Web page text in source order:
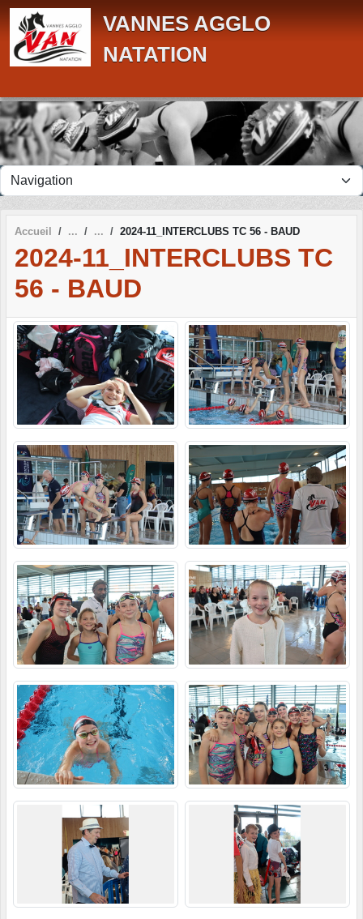
VANNES AGGLO
NATATION
Accueil 2024-11_INTERCLUBS TC 56 - BAUD
2024-11_INTERCLUBS TC
56 - BAUD
Panneau de gestion des cookies